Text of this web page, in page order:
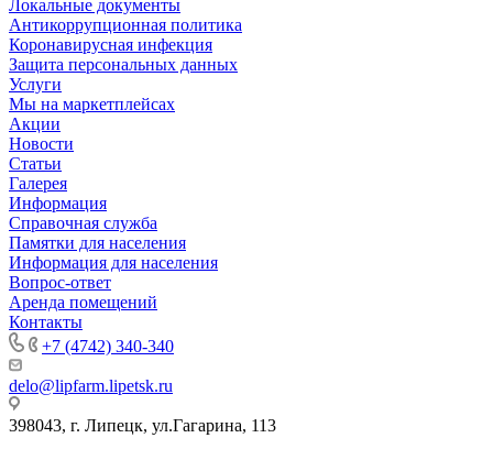
Локальные документы
Антикоррупционная политика
Коронавирусная инфекция
Защита персональных данных
Услуги
Мы на маркетплейсах
Акции
Новости
Статьи
Галерея
Информация
Справочная служба
Памятки для населения
Информация для населения
Вопрос-ответ
Аренда помещений
Контакты
+7 (4742) 340-340
delo@lipfarm.lipetsk.ru
398043, г. Липецк, ул.Гагарина, 113